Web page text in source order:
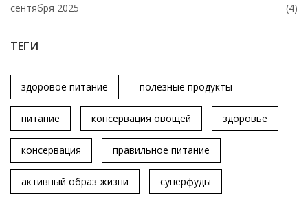
сентября 2025 (4)
ТЕГИ
здоровое питание полезные продукты
питание консервация овощей здоровье
консервация правильное питание
активный образ жизни суперфуды